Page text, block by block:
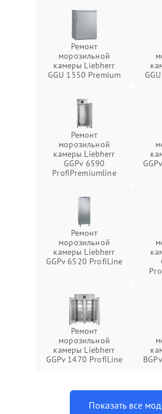
Ремонт
морозильной
камеры Liebherr
GGU 1550 Premium
Ремонт
морозильной
камеры Liebherr
GGPv 6590
ProfiPremiumline
Ремонт
морозильной
камеры Liebherr
GGPv 6520 ProfiLine
Ремонт
морозильной
камеры Liebherr
GGPv 1470 ProfiLine
Показать все